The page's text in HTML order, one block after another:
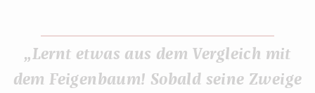
„Lernt etwas aus dem Vergleich mit
dem Feigenbaum! Sobald seine Zweige